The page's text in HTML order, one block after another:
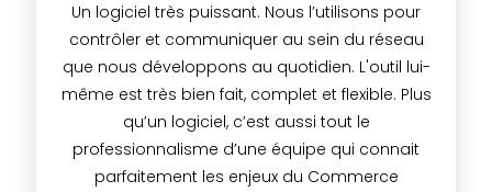
Un logiciel très puissant. Nous l’utilisons pour
contrôler et communiquer au sein du réseau
que nous développons au quotidien. L'outil lui-
même est très bien fait, complet et flexible. Plus
qu’un logiciel, c’est aussi tout le
professionnalisme d’une équipe qui connait
parfaitement les enjeux du Commerce